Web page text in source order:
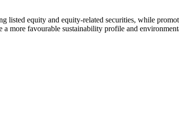
equity and equity-related securities, while
a more favourable sustainability profile and